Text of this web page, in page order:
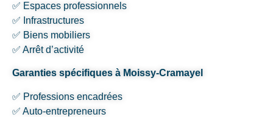
✅ Espaces professionnels
✅ Infrastructures
✅ Biens mobiliers
✅ Arrêt d’activité
Garanties spécifiques à Moissy-Cramayel
✅ Professions encadrées
✅ Auto-entrepreneurs